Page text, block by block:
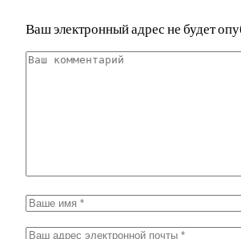
Ваш электронный адрес не будет